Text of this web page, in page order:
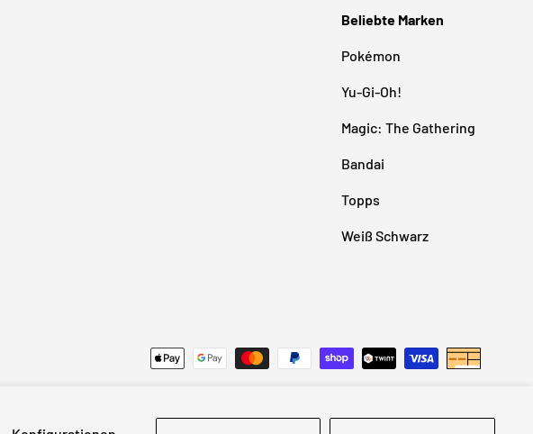
Beliebte Marken
Pokémon
Yu-Gi-Oh!
Magic: The Gathering
Bandai
Topps
Weiß Schwarz